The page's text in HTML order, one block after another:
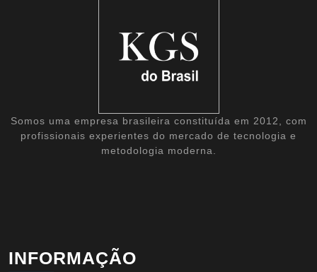
Somos uma empresa brasileira constituída em 2012, com
profissionais experientes do mercado de tecnologia e
metodologia moderna.
INFORMAÇÃO